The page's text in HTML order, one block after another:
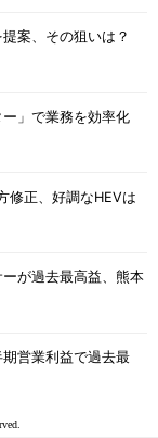
提案、その狙いは？
」で業務を効率化
修正、好調なHEVは
が過去最高益、熊本
営業利益で過去最